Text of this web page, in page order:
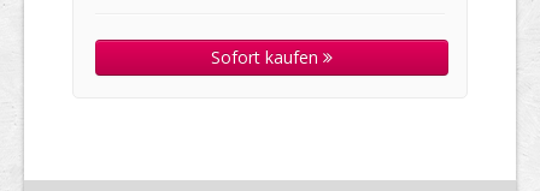
Sofort kaufen